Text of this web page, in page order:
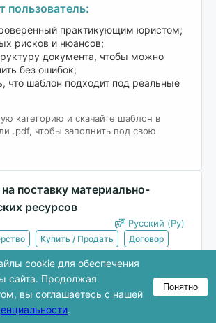
пользователь:
практикующим юристом;
рисков и нюансов;
документа, чтобы можно
без ошибок;
что шаблон подходит под реальные
категорию и скачайте шаблон в
.pdf, чтобы заполнить под свою
поставку материально-
ресурсов
Русский (Ру)
Купить / Продать Договор
Скачать
cookie для обеспечения
сайта. Продолжая
вы соглашаетесь с нашей
.
Понятно